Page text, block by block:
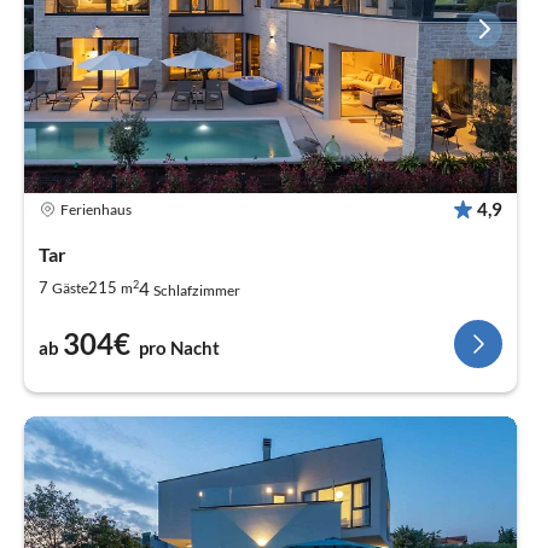
Ferienhaus 4,9
Tar
7 Gäste215 m24 Schlafzimmer
ab 304€ pro Nacht